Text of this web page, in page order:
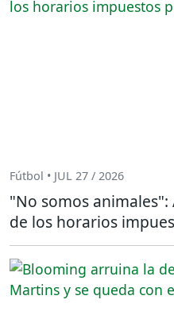
Fútbol • JUL 27 / 2026
"No somos animales":
de los horarios